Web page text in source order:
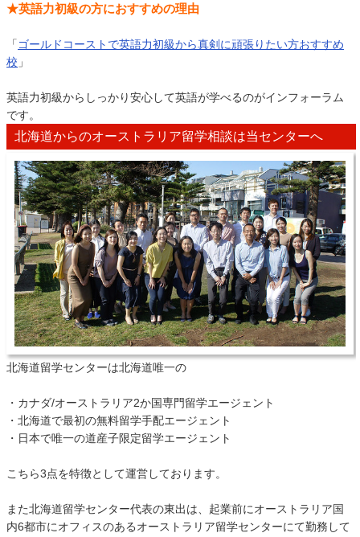
★英語力初級の方におすすめの理由
「 ゴールドコーストで英語力初級から真剣に頑張りたい方おすすめ
校 」
英語力初級からしっかり安心して英語が学べるのがインフォーラム
です。
北海道からのオーストラリア留学相談は当センターへ
北海道留学センターは北海道唯一の
・カナダ/オーストラリア2か国専門留学エージェント
・北海道で最初の無料留学手配エージェント
・日本で唯一の道産子限定留学エージェント
こちら3点を特徴として運営しております。
また北海道留学センター代表の東出は、起業前にオーストラリア国
内6都市にオフィスのあるオーストラリア留学センターにて勤務して